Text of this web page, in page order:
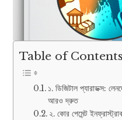
Table of Contents
১. ডিজিটাল প্যারাডক্স:
আরও দ্রুত
২. কোর পেমেন্ট